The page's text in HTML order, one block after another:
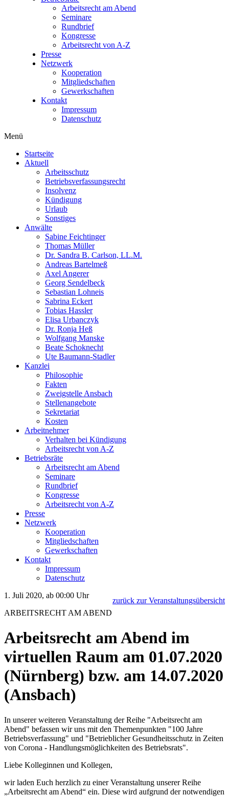
Arbeitsrecht am Abend
Seminare
Rundbrief
Kongresse
Arbeitsrecht von A-Z
Presse
Netzwerk
Kooperation
Mitgliedschaften
Gewerkschaften
Kontakt
Impressum
Datenschutz
Menü
Startseite
Aktuell
Arbeitsschutz
Betriebsverfassungsrecht
Insolvenz
Kündigung
Urlaub
Sonstiges
Anwälte
Sabine Feichtinger
Thomas Müller
Dr. Sandra B. Carlson, LL.M.
Andreas Bartelmeß
Axel Angerer
Georg Sendelbeck
Sebastian Lohneis
Sabrina Eckert
Tobias Hassler
Elisa Urbanczyk
Dr. Ronja Heß
Wolfgang Manske
Beate Schoknecht
Ute Baumann-Stadler
Kanzlei
Philosophie
Fakten
Zweigstelle Ansbach
Stellenangebote
Sekretariat
Kosten
Arbeitnehmer
Verhalten bei Kündigung
Arbeitsrecht von A-Z
Betriebsräte
Arbeitsrecht am Abend
Seminare
Rundbrief
Kongresse
Arbeitsrecht von A-Z
Presse
Netzwerk
Kooperation
Mitgliedschaften
Gewerkschaften
Kontakt
Impressum
Datenschutz
zurück zur Veranstaltungsübersicht
1. Juli 2020, ab 00:00 Uhr
ARBEITSRECHT AM ABEND
Arbeitsrecht am Abend im
virtuellen Raum am 01.07.2020
(Nürnberg) bzw. am 14.07.2020
(Ansbach)
In unserer weiteren Veranstaltung der Reihe "Arbeitsrecht am
Abend" befassen wir uns mit den Themenpunkten "100 Jahre
Betriebsverfassung" und "Betrieblicher Gesundheitsschutz in Zeiten
von Corona - Handlungsmöglichkeiten des Betriebsrats".
Liebe Kolleginnen und Kollegen,
wir laden Euch herzlich zu einer Veranstaltung unserer Reihe
„Arbeitsrecht am Abend“ ein. Diese wird aufgrund der notwendigen